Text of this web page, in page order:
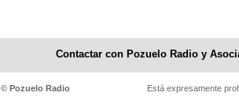
Contactar con Pozuelo Radio y
© Pozuelo Radio Está expresamente